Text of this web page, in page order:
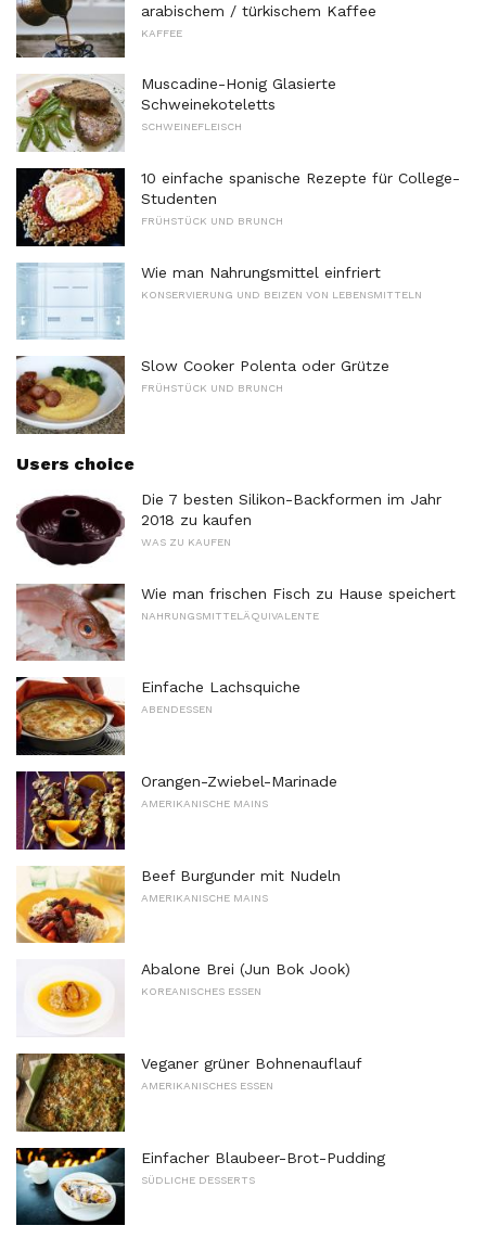
arabischem / türkischem Kaffee
KAFFEE
Muscadine-Honig Glasierte
Schweinekoteletts
SCHWEINEFLEISCH
10 einfache spanische Rezepte für College-
Studenten
FRÜHSTÜCK UND BRUNCH
Wie man Nahrungsmittel einfriert
KONSERVIERUNG UND BEIZEN VON LEBENSMITTELN
Slow Cooker Polenta oder Grütze
FRÜHSTÜCK UND BRUNCH
Users choice
Die 7 besten Silikon-Backformen im Jahr
2018 zu kaufen
WAS ZU KAUFEN
Wie man frischen Fisch zu Hause speichert
NAHRUNGSMITTELÄQUIVALENTE
Einfache Lachsquiche
ABENDESSEN
Orangen-Zwiebel-Marinade
AMERIKANISCHE MAINS
Beef Burgunder mit Nudeln
AMERIKANISCHE MAINS
Abalone Brei (Jun Bok Jook)
KOREANISCHES ESSEN
Veganer grüner Bohnenauflauf
AMERIKANISCHES ESSEN
Einfacher Blaubeer-Brot-Pudding
SÜDLICHE DESSERTS